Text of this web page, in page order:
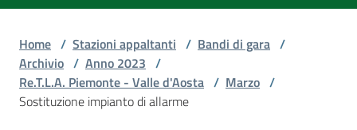
Accesso
Home / Stazioni appaltanti / Bandi di gara /
Archivio / Anno 2023 /
Re.T.L.A. Piemonte - Valle d'Aosta / Marzo /
Sostituzione impianto di allarme